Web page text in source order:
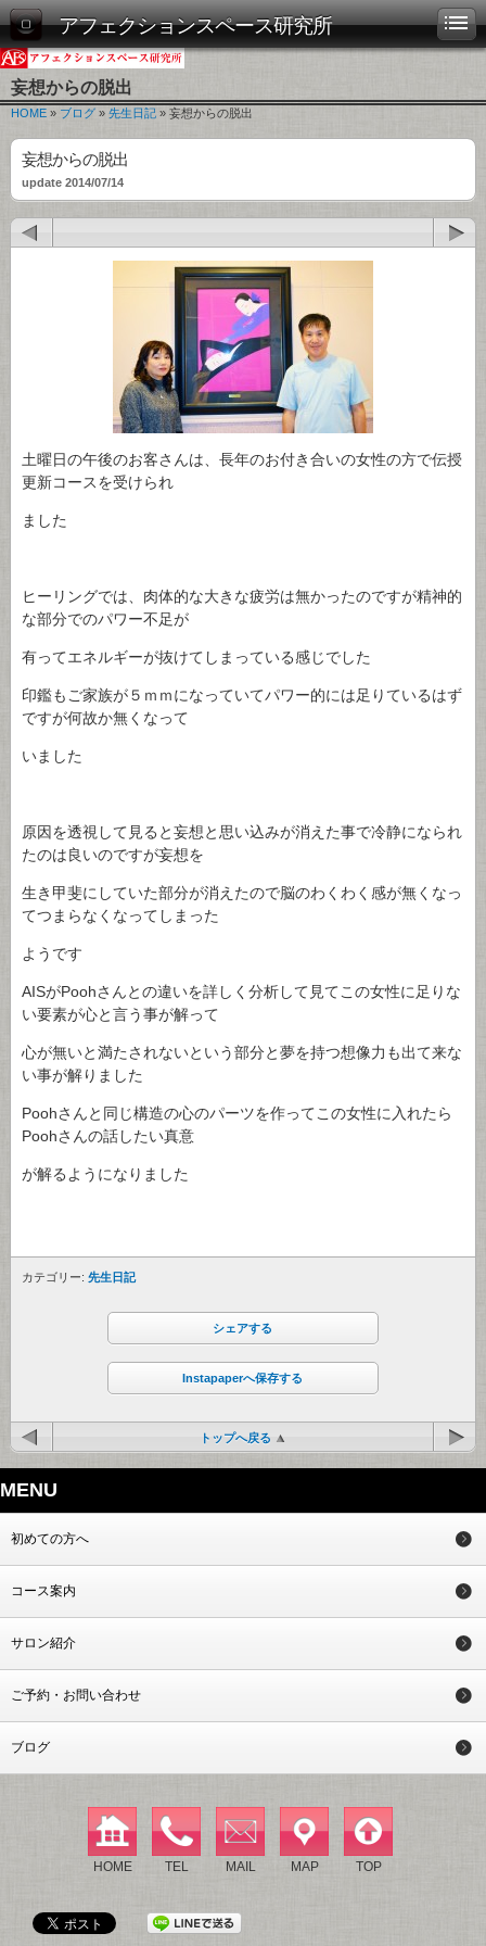
アフェクションスペース研究所
妄想からの脱出
HOME » ブログ » 先生日記 » 妄想からの脱出
妄想からの脱出
update 2014/07/14
土曜日の午後のお客さんは、長年のお付き合いの女性の方で伝授
更新コースを受けられ
ました
ヒーリングでは、肉体的な大きな疲労は無かったのですが精神的
な部分でのパワー不足が
有ってエネルギーが抜けてしまっている感じでした
印鑑もご家族が５ｍｍになっていてパワー的には足りているはず
ですが何故か無くなって
いました
原因を透視して見ると妄想と思い込みが消えた事で冷静になられ
たのは良いのですが妄想を
生き甲斐にしていた部分が消えたので脳のわくわく感が無くなっ
てつまらなくなってしまった
ようです
AISがPoohさんとの違いを詳しく分析して見てこの女性に足りな
い要素が心と言う事が解って
心が無いと満たされないという部分と夢を持つ想像力も出て来な
い事が解りました
Poohさんと同じ構造の心のパーツを作ってこの女性に入れたら
Poohさんの話したい真意
が解るようになりました
カテゴリー: 先生日記
シェアする
Instapaperへ保存する
トップへ戻る
MENU
初めての方へ
コース案内
サロン紹介
ご予約・お問い合わせ
ブログ
HOME TEL MAIL MAP TOP